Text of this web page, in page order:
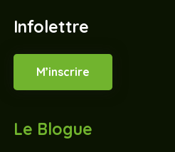
Infolettre
M’inscrire
Le Blogue